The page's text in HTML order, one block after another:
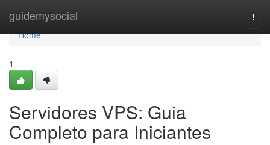
guidemysocial
Home
Home
1
Servidores VPS: Guia
Completo para Iniciantes